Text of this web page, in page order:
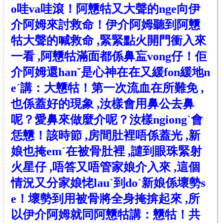
o哇va哇滾！阿戇牯又大聲的nge向伊
介阿姆來討救命！伊介阿姆聽到阿戇
牯大聲的喊救命 ,緊緊點火開門衝入來
一看 ,阿戇牯滿面都係鼻衁vong仔！佢
介阿姆還hanˇ是心神在在又緩fon緩地n
eˊ講：大戇牯！第一次流血在所難免 ,
也係蓋好的現象 ,汝樣會用鼻公去鼻
呢？愛鼻來做麼介呢？汝樣ngiongˋ會
恁戇！該時節 ,房間肚裡唔係蓋光 ,新
娘也掩emˊ在被骨肚裡 ,譴到眼珠緊射
火星仔 ,唔答又唔管家娘介入來 ,這個
情況又分家娘恅lauˋ到doˋ新娘係壞勢s
e！壞勢到用被骨將全身掩揜起來 ,所
以伊介阿姆就同阿戇牯講：戇牯！共